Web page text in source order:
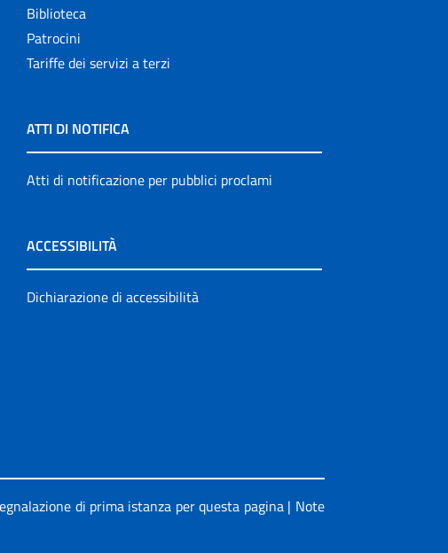
Biblioteca
Patrocini
Tariffe dei servizi a terzi
ATTI DI NOTIFICA
Atti di notificazione per pubblici proclami
ACCESSIBILITÀ
Dichiarazione di accessibilità
di prima istanza per questa pagina| Note